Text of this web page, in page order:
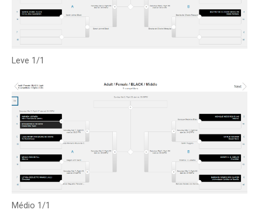
Leve 1/1
Médio 1/1